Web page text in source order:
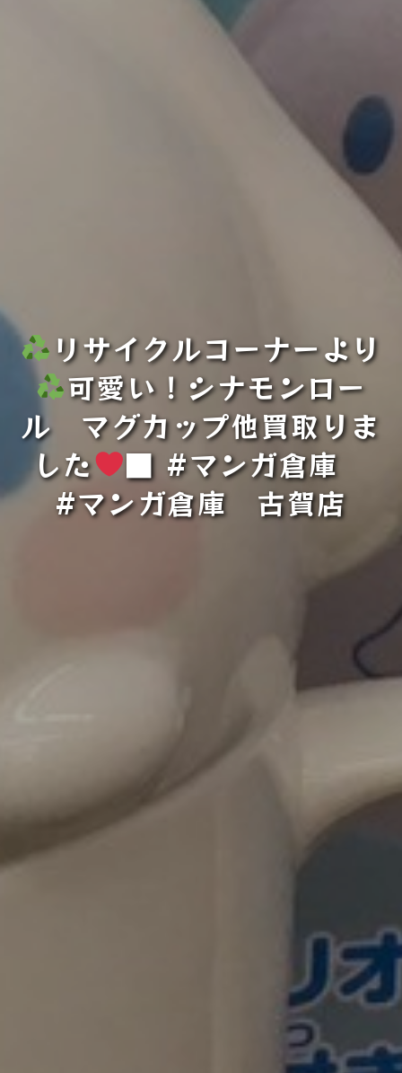
リサイクルコーナーより
可愛い！シナモンロー
ル マグカップ他買取りま
した
■ #マンガ倉庫
#マンガ倉庫 古賀店